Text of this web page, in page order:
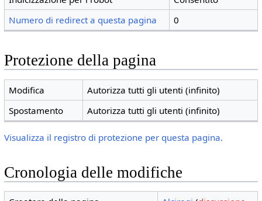
Numero di redirect a questa pagina
0
Protezione della pagina
Modifica
Autorizza tutti gli utenti (infinito)
Spostamento
Autorizza tutti gli utenti (infinito)
Visualizza il registro di protezione per questa pagina.
Cronologia delle modifiche